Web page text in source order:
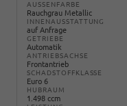
AUSSENFARBE
Rauchgrau Metallic
INNENAUSSTATTUNG
auf Anfrage
GETRIEBE
Automatik
ANTRIEBSACHSE
Frontantrieb
SCHADSTOFFKLASSE
Euro 6
HUBRAUM
1.498 ccm